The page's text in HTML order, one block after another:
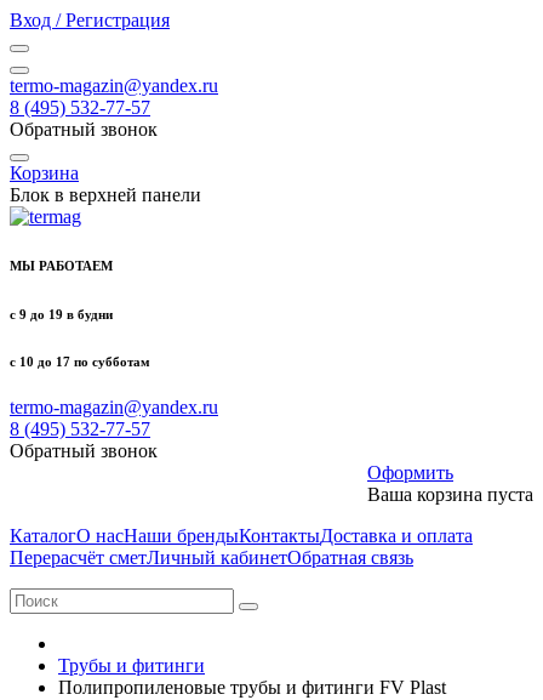
Вход / Регистрация
termo-magazin@yandex.ru
8 (495) 532-77-57
Обратный звонок
Корзина
Блок в верхней панели
МЫ РАБОТАЕМ
с 9 до 19 в будни
с 10 до 17 по субботам
termo-magazin@yandex.ru
8 (495) 532-77-57
Обратный звонок
Оформить
Ваша корзина пуста
КаталогО насНаши брендыКонтактыДоставка и оплата
Перерасчёт сметЛичный кабинетОбратная связь
Трубы и фитинги
Полипропиленовые трубы и фитинги FV Plast